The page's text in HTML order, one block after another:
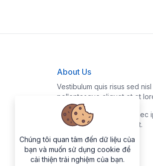
About Us
Vestibulum quis risus sed nisl
pellentesque aliquet et et
Fusce nibh nisl, gravida nec
feugiat condimentum velit.
Chúng tôi quan tâm đến dữ liệu của
bạn và muốn sử dụng cookie để
cải thiện trải nghiệm của bạn.